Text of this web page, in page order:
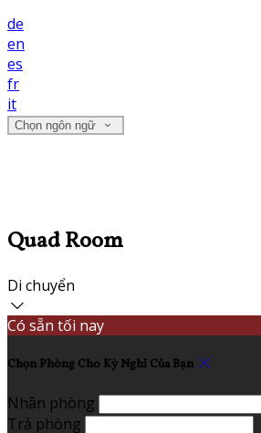
de
en
es
fr
it
Chọn ngôn ngữ
Quad Room
Di chuyển
Có sẵn tối nay
Chọn Phòng Cho Kỳ Nghỉ Của Bạn
Nhận phòng
Trả phòng